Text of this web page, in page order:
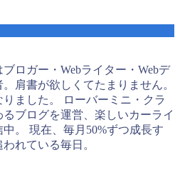
ロガー・Webライター・Webデ
肩書が欲しくてたまりません。
ました。 ローバーミニ・クラ
ブログを運営、楽しいカーライ
。 現在、毎月50%ずつ成長す
れている毎日。